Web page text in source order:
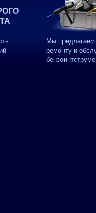
Мы
ремонту и